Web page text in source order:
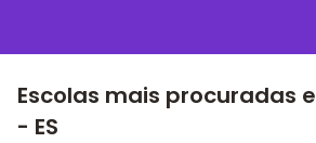
Escolas mais procuradas
- ES